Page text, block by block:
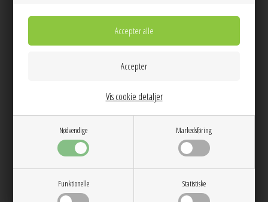
Nødvendige Markedsføring
Funktionelle Statistiske
Vis cookie detaljer
Levering
Skånevask 30 grader
Tætsiddende / Normal i str.
Model str:Begge modeller har str. S på
Dag til dag levering på hverdage
14 dages returret
Stor kundetilfredshed
Gratis ombytning
Gratis fragt v. køb over 600 DKK